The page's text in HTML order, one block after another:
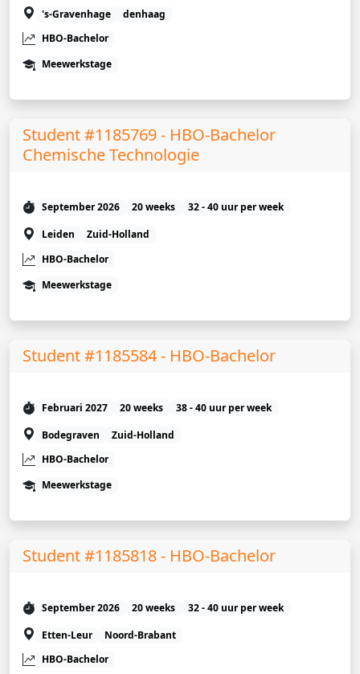
's-Gravenhage
denhaag
HBO-Bachelor
Meewerkstage
Student #1185769 - HBO-Bachelor
Chemische Technologie
September 2026 20 weeks
32 - 40 uur per week
Leiden
Zuid-Holland
HBO-Bachelor
Meewerkstage
Student #1185584 - HBO-Bachelor
Februari 2027 20 weeks
38 - 40 uur per week
Bodegraven
Zuid-Holland
HBO-Bachelor
Meewerkstage
Student #1185818 - HBO-Bachelor
September 2026 20 weeks
32 - 40 uur per week
Etten-Leur
Noord-Brabant
HBO-Bachelor